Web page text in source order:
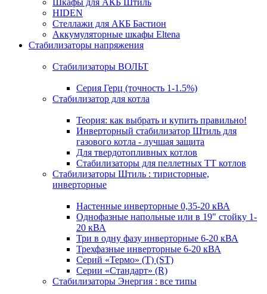
Шкафы для АКБ Штиль
HIDEN
Стеллажи для АКБ Бастион
Аккумуляторные шкафы Eltena
Стабилизаторы напряжения
Стабилизаторы ВОЛЬТ
Серия Герц (точность 1-1.5%)
Стабилизатор для котла
Теория: как выбрать и купить правильно!
Инверторный стабилизатор Штиль для
газового котла - лучшая защита
Для твердотопливных котлов
Стабилизаторы для пеллетных ТТ котлов
Стабилизаторы Штиль : тиристорные,
инверторные
Настенные инверторные 0,35-20 кВА
Однофазные напольные или в 19" стойку 1-
20 кВА
Три в одну фазу инверторные 6-20 кВА
Трехфазные инверторные 6-20 кВА
Серий «Термо» (T) (ST)
Серии «Стандарт» (R)
Стабилизаторы Энергия : все типы